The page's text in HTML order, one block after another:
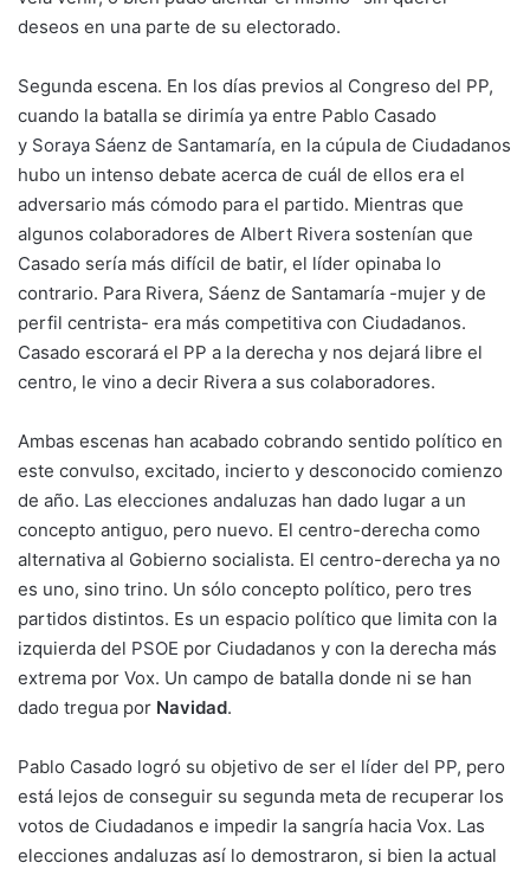
deseos en una parte de su electorado.
Segunda escena. En los días previos al Congreso del PP,
cuando la batalla se dirimía ya entre Pablo Casado
y Soraya Sáenz de Santamaría, en la cúpula de Ciudadanos
hubo un intenso debate acerca de cuál de ellos era el
adversario más cómodo para el partido. Mientras que
algunos colaboradores de Albert Rivera sostenían que
Casado sería más difícil de batir, el líder opinaba lo
contrario. Para Rivera, Sáenz de Santamaría -mujer y de
perfil centrista- era más competitiva con Ciudadanos.
Casado escorará el PP a la derecha y nos dejará libre el
centro, le vino a decir Rivera a sus colaboradores.
Ambas escenas han acabado cobrando sentido político en
este convulso, excitado, incierto y desconocido comienzo
de año. Las elecciones andaluzas han dado lugar a un
concepto antiguo, pero nuevo. El centro-derecha como
alternativa al Gobierno socialista. El centro-derecha ya no
es uno, sino trino. Un sólo concepto político, pero tres
partidos distintos. Es un espacio político que limita con la
izquierda del PSOE por Ciudadanos y con la derecha más
extrema por Vox. Un campo de batalla donde ni se han
dado tregua por Navidad.
Pablo Casado logró su objetivo de ser el líder del PP, pero
está lejos de conseguir su segunda meta de recuperar los
votos de Ciudadanos e impedir la sangría hacia Vox. Las
elecciones andaluzas así lo demostraron, si bien la actual